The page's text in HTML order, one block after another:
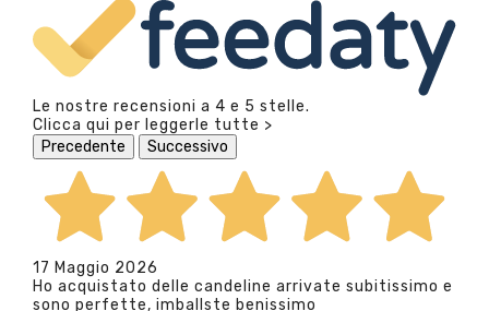
Le nostre recensioni a 4 e 5 stelle.
Clicca qui per leggerle tutte >
Precedente
Successivo
17 Maggio 2026
Ho acquistato delle candeline arrivate subitissimo e
sono perfette, imballste benissimo